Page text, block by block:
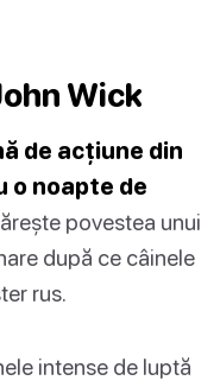
Wick
de acțiune din
o noapte de
povestea unui
după ce câinele
rus.
intense de luptă